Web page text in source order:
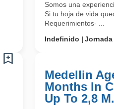
Somos una
Si tu hoja de vida
Requerimientos- ...
Indefinido
Medellin
Months In
Up To 2,8